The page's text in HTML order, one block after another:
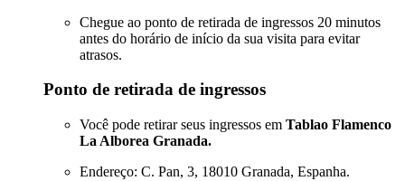
Chegue ao ponto de retirada de ingressos 20 minutos
antes do horário de início da sua visita para evitar
atrasos.
Ponto de retirada de ingressos
Você pode retirar seus ingressos em Tablao Flamenco
La Alborea Granada.
Endereço: C. Pan, 3, 18010 Granada, Espanha.